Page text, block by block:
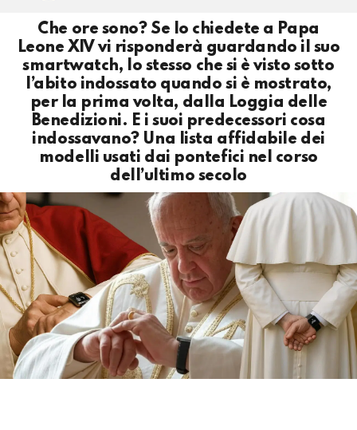
Che ore sono? Se lo chiedete a Papa
Leone XIV vi risponderà guardando il suo
smartwatch, lo stesso che si è visto sotto
l’abito indossato quando si è mostrato,
per la prima volta, dalla Loggia delle
Benedizioni. E i suoi predecessori cosa
indossavano? Una lista affidabile dei
modelli usati dai pontefici nel corso
dell’ultimo secolo